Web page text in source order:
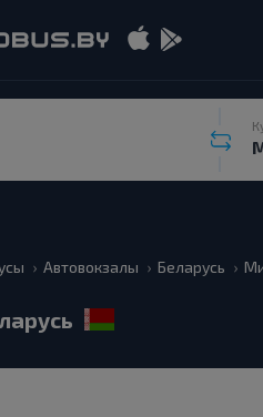
Автовокзалы Беларусь